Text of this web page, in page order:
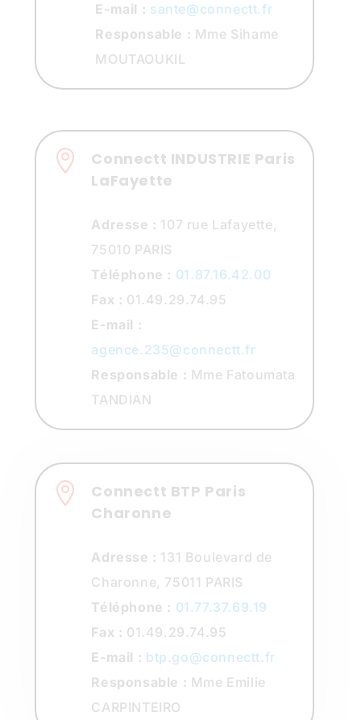
E-mail : sante@connectt.fr
Responsable : Mme Sihame
MOUTAOUKIL

Connectt INDUSTRIE Paris
LaFayette
Adresse : 107 rue Lafayette,
75010 PARIS
Téléphone : 01.87.16.42.00
Fax : 01.49.29.74.95
E-mail :
agence.235@connectt.fr
Responsable : Mme Fatoumata
TANDIAN

Connectt BTP Paris
Charonne
Adresse : 131 Boulevard de
Charonne, 75011 PARIS
Téléphone : 01.77.37.69.19
Fax : 01.49.29.74.95
E-mail : btp.go@connectt.fr
Responsable : Mme Emilie
CARPINTEIRO